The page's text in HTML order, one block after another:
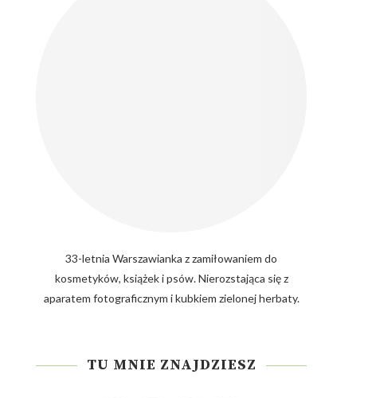
33-letnia Warszawianka z zamiłowaniem do
kosmetyków, książek i psów. Nierozstająca się z
aparatem fotograficznym i kubkiem zielonej herbaty.
TU MNIE ZNAJDZIESZ